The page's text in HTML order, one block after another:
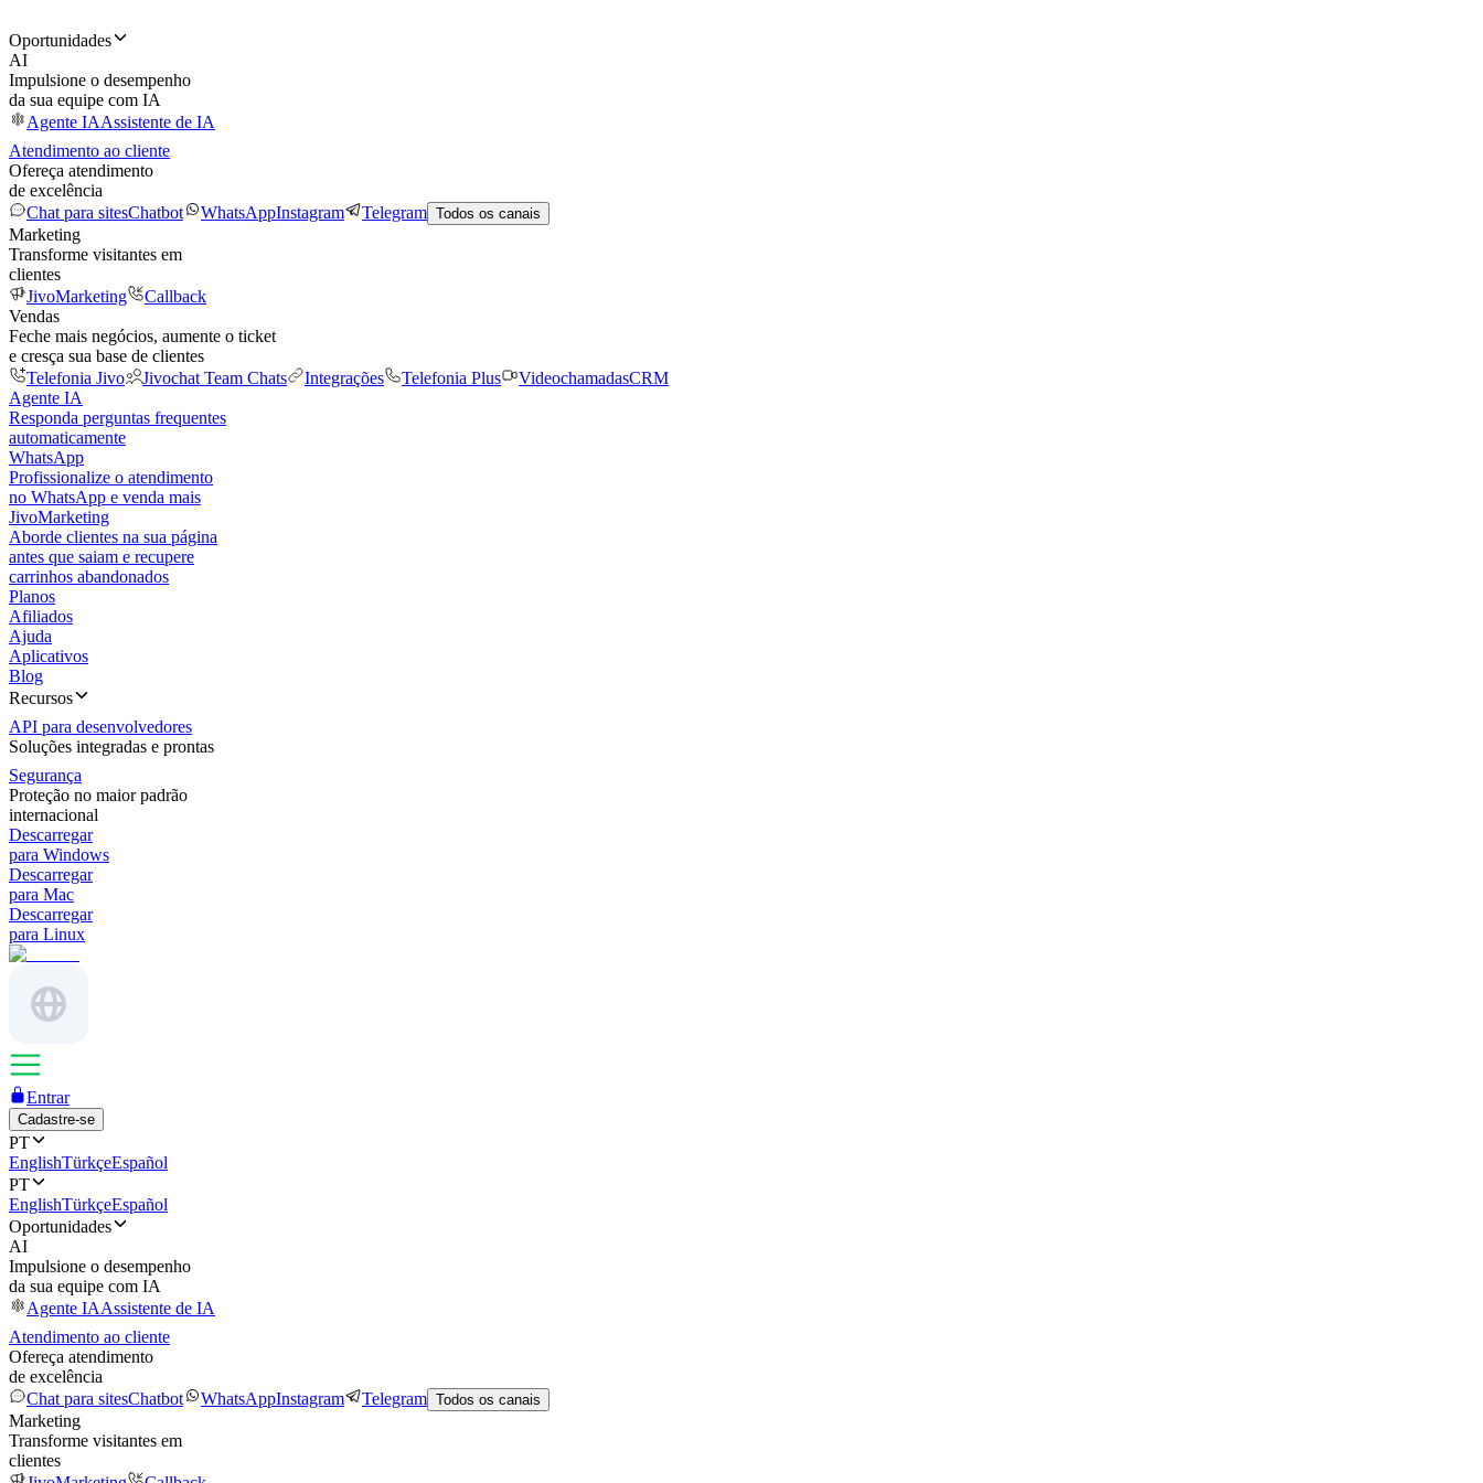
Oportunidades
AI
Impulsione o desempenho
da sua equipe com IA
Agente IAAssistente de IA
Atendimento ao cliente
Ofereça atendimento
de excelência
Chat para sitesChatbot WhatsAppInstagram Telegram Todos os canais
Marketing
Transforme visitantes em
clientes
JivoMarketing
Callback
Vendas
Feche mais negócios, aumente o ticket
e cresça sua base de clientes
Telefonia Jivo
Jivochat Team Chats Integrações Telefonia Plus VideochamadasCRM
Agente IA
Responda perguntas frequentes
automaticamente
WhatsApp
Profissionalize o atendimento
no WhatsApp e venda mais
JivoMarketing
Aborde clientes na sua página
antes que saiam e recupere
carrinhos abandonados
Planos
Afiliados
Ajuda
Aplicativos
Blog
Recursos
API para desenvolvedores
Soluções integradas e prontas
Segurança
Proteção no maior padrão
internacional
Descarregar
para Windows
Descarregar
para Mac
Descarregar
para Linux
Entrar
Cadastre-se
PT
EnglishTürkçeEspañol
PT
EnglishTürkçeEspañol
Oportunidades
AI
Impulsione o desempenho
da sua equipe com IA
Agente IAAssistente de IA
Atendimento ao cliente
Ofereça atendimento
de excelência
Chat para sitesChatbot WhatsAppInstagram Telegram Todos os canais
Marketing
Transforme visitantes em
clientes